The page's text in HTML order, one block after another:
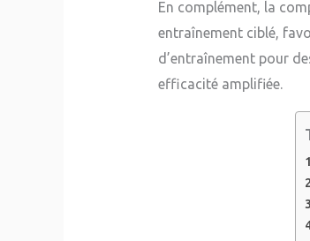
En complément, la
entraînement ciblé,
d’entraînement pour
efficacité amplifiée.